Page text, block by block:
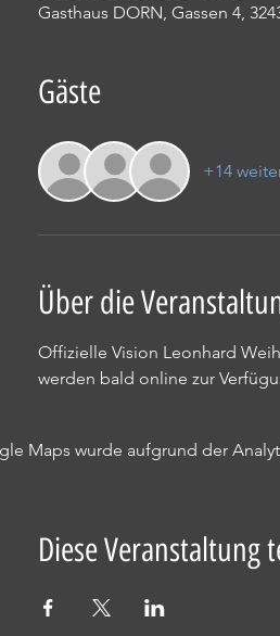
Gasthaus DORN, Gassen 4,
Gäste
+14
Über die
Offizielle Vision Leonhard
werden bald online zur
Maps wurde aufgrund der
Diese Veranstaltung